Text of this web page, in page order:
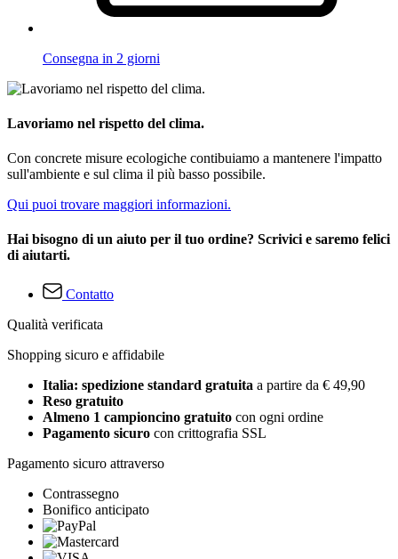
Consegna in 2 giorni
Lavoriamo nel rispetto del clima.
Con concrete misure ecologiche contibuiamo a mantenere l'impatto
sull'ambiente e sul clima il più basso possibile.
Qui puoi trovare maggiori informazioni.
Hai bisogno di un aiuto per il tuo ordine? Scrivici e saremo felici
di aiutarti.
Contatto
Qualità verificata
Shopping sicuro e affidabile
Italia: spedizione standard gratuita a partire da € 49,90
Reso gratuito
Almeno 1 campioncino gratuito con ogni ordine
Pagamento sicuro con crittografia SSL
Pagamento sicuro attraverso
Contrassegno
Bonifico anticipato